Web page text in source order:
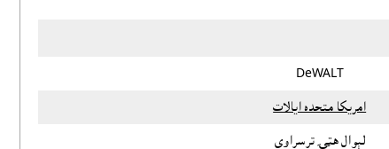
DeWALT
امريکا متحده ايالات
لېوال هټۍ ترسراوى